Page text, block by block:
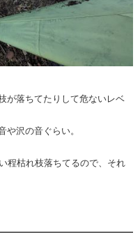
が落ちてたりして危ないレベ
や沢の音ぐらい。
程枯れ枝落ちてるので、それ